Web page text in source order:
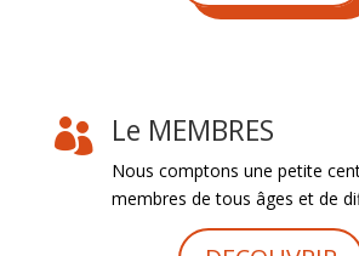
 Le MEMBRES
Nous comptons une petite
membres de tous âges et de